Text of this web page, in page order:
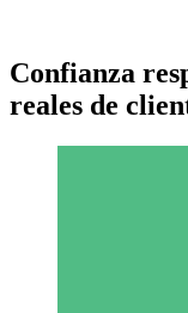
Confianza
reales de